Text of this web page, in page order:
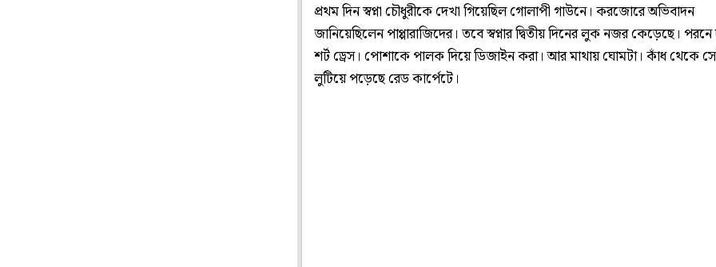
প্রথম দিন স্বপ্না চৌধুরীকে দেখা গিয়েছিল গোলাপী গাউনে। করজোরে অভিবাদন
জানিয়েছিলেন পাপ্পারাজিদের। তবে স্বপ্নার দ্বিতীয় দিনের লুক নজর কেড়েছে। পরনে
শর্ট ড্রেস। পোশাকে পালক দিয়ে ডিজাইন করা। আর মাথায় ঘোমটা। কাঁধ থেকে
লুটিয়ে পড়েছে রেড কার্পেটে।